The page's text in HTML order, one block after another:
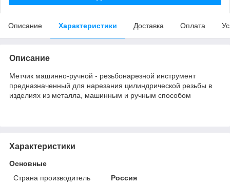
Описание Характеристики Доставка Оплата
Описание
Метчик машинно-ручной - резьбонарезной инструмент
предназначенный для нарезания цилиндрической резьбы в
изделиях из металла, машинным и ручным способом
Характеристики
Основные
Страна производитель
Россия